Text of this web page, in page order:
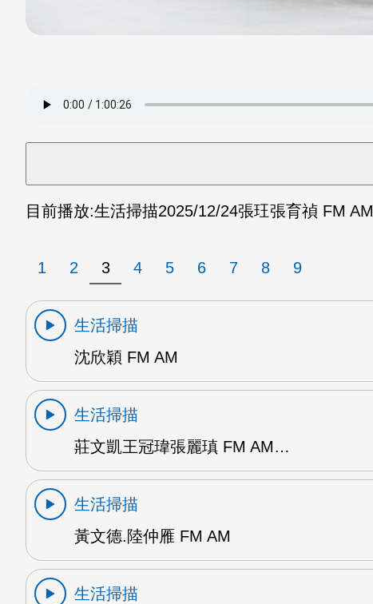
目前播放:生活掃描2025/12/24張玨張育禎 FM AM
1 2 3 4 5 6 7 8 9
生活掃描
沈欣穎 FM AM
生活掃描
莊文凱王冠瑋張麗瑱 FM AM…
生活掃描
黃文德.陸仲雁 FM AM
生活掃描